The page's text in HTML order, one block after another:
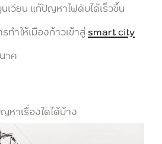
วียน แก้ปัญหาไฟดับได้เร็วขึ้น
ทำให้เมืองก้าวเข้าสู่ smart city
าค
หาเรื่องใดได้บ้าง